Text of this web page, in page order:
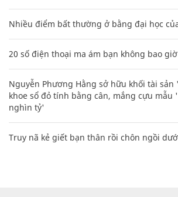
Nhiều điểm bất thường ở bằng đại học
20 số điện thoại ma ám bạn không bao
Nguyễn Phương Hằng sở hữu khối tài
khoe sổ đỏ tính bằng cân, mắng cựu mẫu
nghìn tỷ'
Truy nã kẻ giết bạn thân rồi chôn ngồi